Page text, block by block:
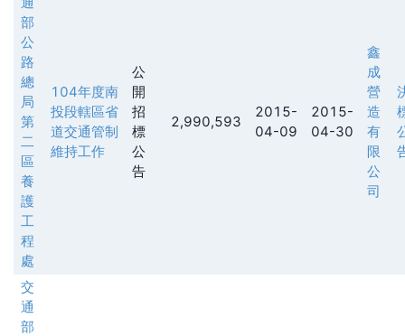
部
公
路
總
局
第
二
區
養
護
工
程
處
104年度南
投段轄區省
道交通管制
維持工作
公
開
招
標
公
告
2,990,593
2015-
04-09
2015-
04-30
鑫
成
營
造
有
限
公
司
交
通
部